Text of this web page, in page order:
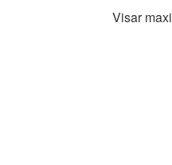
Visar